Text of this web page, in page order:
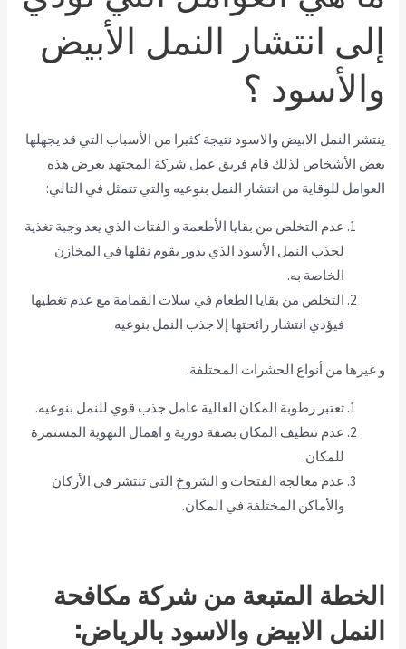
إلى انتشار النمل الأبيض
والأسود ؟
ينتشر النمل الابيض والاسود نتيجة كثيرا من الأسباب التي قد يجهلها
بعض الأشخاص لذلك قام فريق عمل شركة المجتهد بعرض هذه
العوامل للوقاية من انتشار النمل بنوعيه والتي تتمثل في التالي:
عدم التخلص من بقايا الأطعمة و الفتات الذي يعد وجبة تغذية
لجذب النمل الأسود الذي بدور يقوم نقلها في المخازن
الخاصة به.
التخلص من بقايا الطعام في سلات القمامة مع عدم تغطيها
فيؤدي انتشار رائحتها إلا جذب النمل بنوعيه
و غيرها من أنواع الحشرات المختلفة.
تعتبر رطوبة المكان العالية عامل جذب قوي للنمل بنوعيه.
عدم تنظيف المكان بصفة دورية و اهمال التهوية المستمرة
للمكان.
عدم معالجة الفتحات و الشروخ التي تنتشر في الأركان
والأماكن المختلفة في المكان.
الخطة المتبعة من شركة مكافحة
النمل الابيض والاسود بالرياض: